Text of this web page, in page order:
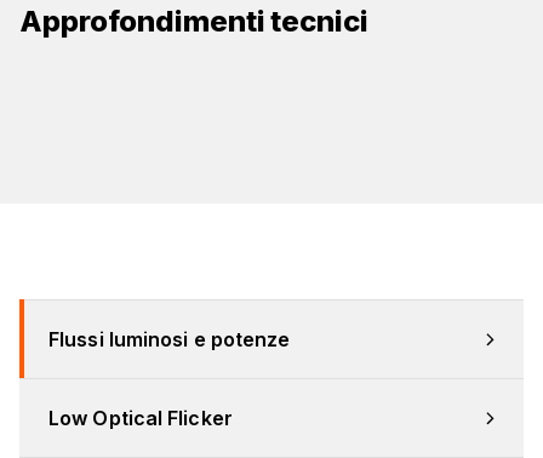
Approfondimenti tecnici
Flussi luminosi e potenze
Low Optical Flicker